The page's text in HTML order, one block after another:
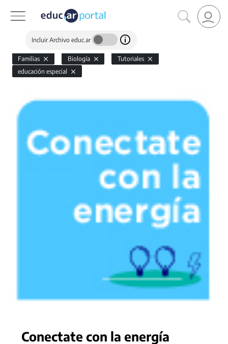
Incluir Archivo educ.ar
Familias Biología
Tutoriales
educación especial
Conectate con la energía